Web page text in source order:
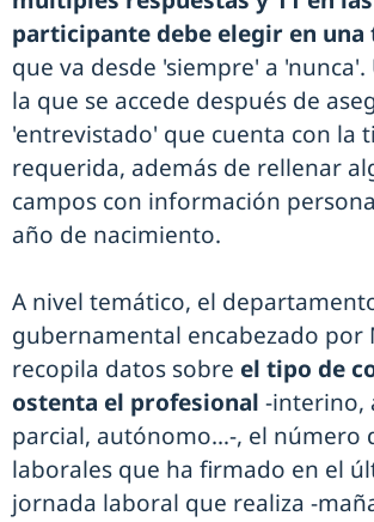
participante debe elegir en una
que va desde 'siempre' a
la que se accede después de
'entrevistado' que cuenta con la
requerida, además de rellenar
campos con información
año de nacimiento.
A nivel temático, el
gubernamental encabezado por
recopila datos sobre el tipo de
ostenta el profesional -interino,
parcial, autónomo…-, el número
laborales que ha firmado en el
jornada laboral que realiza -